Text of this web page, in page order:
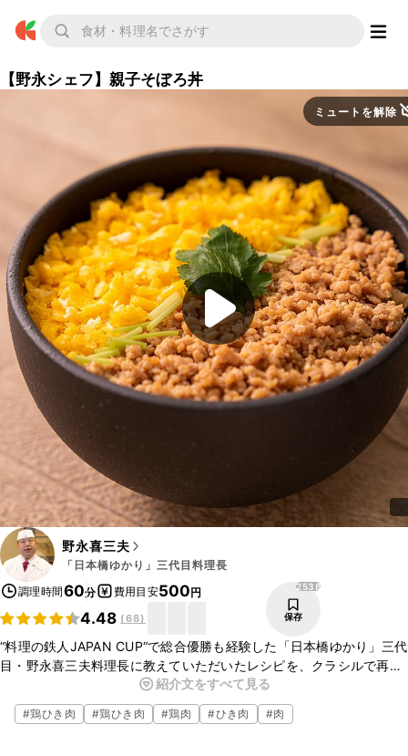
【野永シェフ】親子そぼろ丼
ミュートを解除
野永喜三夫
「日本橋ゆかり」三代目料理長
調理時間60分 費用目安500円
4.48 (68)
2538
保存
“料理の鉄人JAPAN CUP“で総合優勝も経験した「日本橋ゆかり」三代
目・野永喜三夫料理長に教えていただいたレシピを、クラシルで再
現！今回は親子鶏そぼろ丼のご紹介です。めんつゆと白だしで、ご家
庭でも簡単にお作りいただけますよ。
紹介文をすべて見る
#鶏ひき肉 #鶏ひき肉 #鶏肉 #ひき肉 #肉